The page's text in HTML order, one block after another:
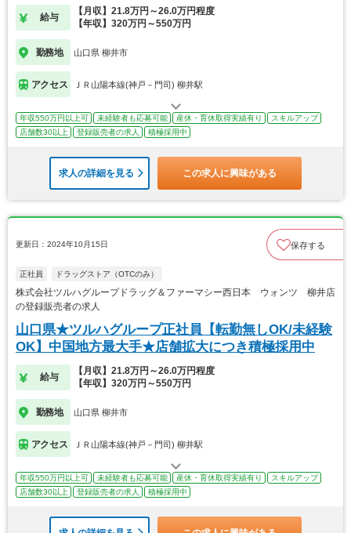
給与
【月収】21.8万円～26.0万円程度
【年収】320万円～550万円
勤務地 山口県 柳井市
アクセス ＪＲ山陽本線(神戸－門司) 柳井駅
年収550万円以上可 未経験者も応募可能 産休・育休取得実績有り
スキルアップ
店舗数30以上
登録販売者の求人 積極採用中
求人の詳細を見る この求人に興味がある
更新日：2024年10月15日 保存する
正社員 ドラッグストア（OTCのみ）
株式会社ツルハグループドラッグ＆ファーマシー西日本 ウォンツ 柳井店
の登録販売者の求人
山口県★ツルハグループ正社員【転勤無しOK/未経験
OK】中国地方最大手★店舗拡大につき積極採用中
給与
【月収】21.8万円～26.0万円程度
【年収】320万円～550万円
勤務地 山口県 柳井市
アクセス ＪＲ山陽本線(神戸－門司) 柳井駅
年収550万円以上可 未経験者も応募可能 産休・育休取得実績有り
スキルアップ
店舗数30以上
登録販売者の求人 積極採用中